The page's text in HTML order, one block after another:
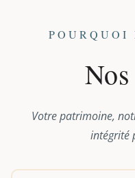
POURQUOI
Votre patrimoine,
intégrité